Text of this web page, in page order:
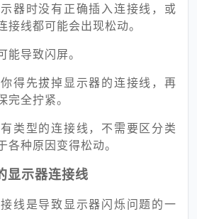
器时没有正确插入连接线，或
线都可能会出现松动。
导致闪屏。
得先拔掉显示器的连接线，再
全拧紧。
类型的连接线，不需要区分类
种原因变得松动。
显示器连接线
线是导致显示器闪烁问题的一